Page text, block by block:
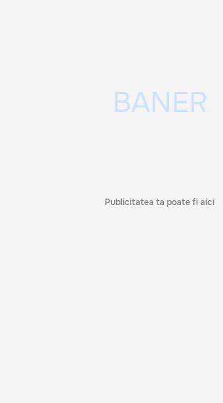
Publicitatea ta poate fi aici